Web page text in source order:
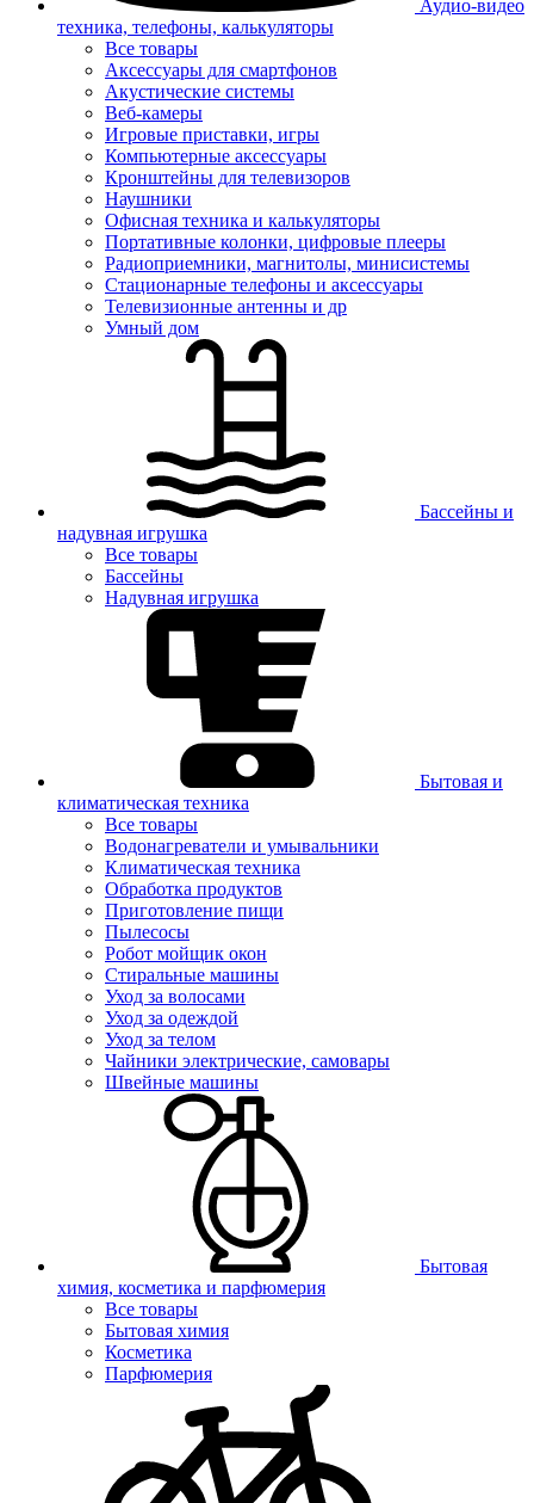
Аудио-видео
техника, телефоны, калькуляторы
Все товары
Аксессуары для смартфонов
Акустические системы
Веб-камеры
Игровые приставки, игры
Компьютерные аксессуары
Кронштейны для телевизоров
Наушники
Офисная техника и калькуляторы
Портативные колонки, цифровые плееры
Радиоприемники, магнитолы, минисистемы
Стационарные телефоны и аксессуары
Телевизионные антенны и др
Умный дом
Бассейны и
надувная игрушка
Все товары
Бассейны
Надувная игрушка
Бытовая и
климатическая техника
Все товары
Водонагреватели и умывальники
Климатическая техника
Обработка продуктов
Приготовление пищи
Пылесосы
Робот мойщик окон
Стиральные машины
Уход за волосами
Уход за одеждой
Уход за телом
Чайники электрические, самовары
Швейные машины
Бытовая
химия, косметика и парфюмерия
Все товары
Бытовая химия
Косметика
Парфюмерия